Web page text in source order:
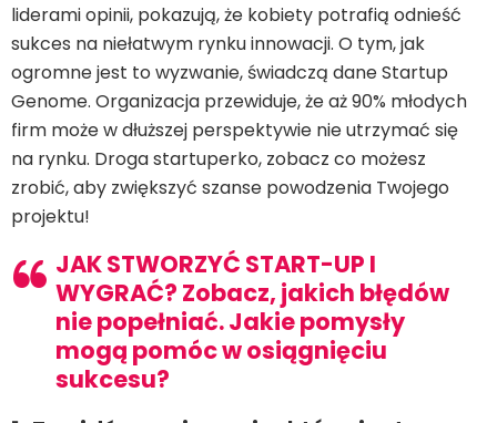
liderami opinii, pokazują, że kobiety potrafią odnieść
sukces na niełatwym rynku innowacji. O tym, jak
ogromne jest to wyzwanie, świadczą dane Startup
Genome. Organizacja przewiduje, że aż 90% młodych
firm może w dłuższej perspektywie nie utrzymać się
na rynku. Droga startuperko, zobacz co możesz
zrobić, aby zwiększyć szanse powodzenia Twojego
projektu!
JAK STWORZYĆ START-UP I
WYGRAĆ? Zobacz, jakich błędów
nie popełniać. Jakie pomysły
mogą pomóc w osiągnięciu
sukcesu?